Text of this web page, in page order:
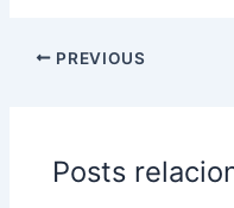
PREVIOUS
Posts